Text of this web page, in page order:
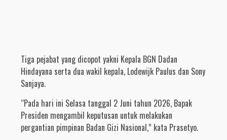
Tiga pejabat yang dicopot yakni Kepala BGN Dadan
Hindayana serta dua wakil kepala, Lodewijk Paulus dan Sony
Sanjaya.
“Pada hari ini Selasa tanggal 2 Juni tahun 2026, Bapak
Presiden mengambil keputusan untuk melakukan
pergantian pimpinan Badan Gizi Nasional,” kata Prasetyo.